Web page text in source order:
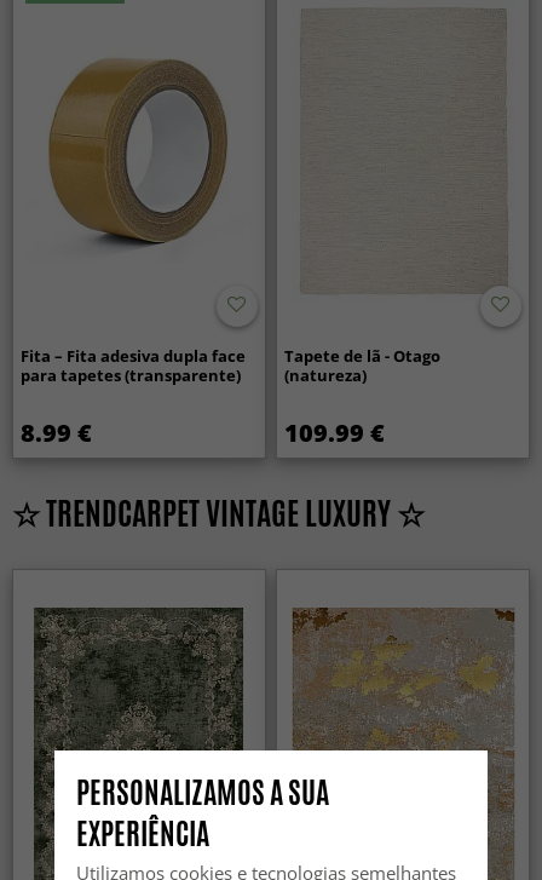
Fita – Fita adesiva dupla face
para tapetes (transparente)
8.99 €
Tapete de lã - Otago
(natureza)
109.99 €
☆ TRENDCARPET VINTAGE LUXURY ☆
PERSONALIZAMOS A SUA
EXPERIÊNCIA
Utilizamos cookies e tecnologias semelhantes